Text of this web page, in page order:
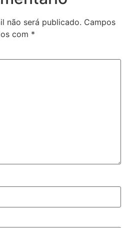
não será publicado. Campos
com *